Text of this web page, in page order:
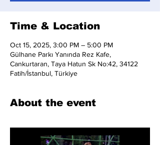
Time & Location
Oct 15, 2025, 3:00 PM – 5:00 PM
Gülhane Parkı Yanında Rez Kafe,
Cankurtaran, Taya Hatun Sk No:42, 34122
Fatih/İstanbul, Türkiye
About the event